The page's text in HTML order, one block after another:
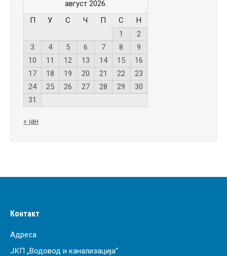
август 2026.
П
У С Ч П С
Н
1
2
3
4 5 6 7 8
9
10
11 12 13 14 15
16
17
18 19 20 21 22
23
24
25 26 27 28 29
30
31
« јан
Контакт
Адреса
ЈКП „Водовод и канализација“